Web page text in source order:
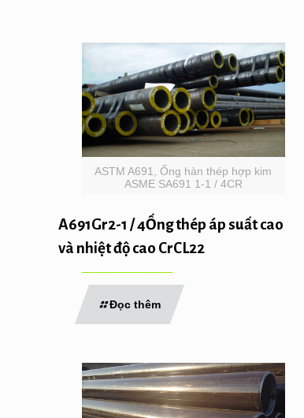
ASTM A691, Ống hàn thép hợp kim
ASME SA691 1-1 / 4CR
A691Gr2-1 / 4Ống thép áp suất cao
và nhiệt độ cao CrCL22
Đọc thêm